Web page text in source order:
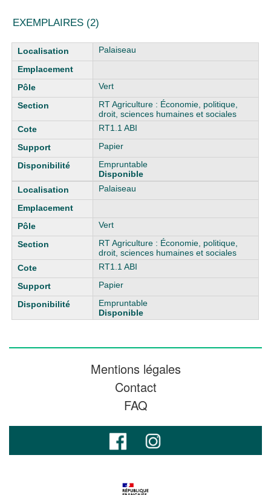
EXEMPLAIRES (2)
Liste des exemplaires Palaiseau
Vert
RT Agriculture : Économie, politique,
droit, sciences humaines et sociales
RT1.1 ABI
Papier
Empruntable
Disponible
Palaiseau
Vert
RT Agriculture : Économie, politique,
droit, sciences humaines et sociales
RT1.1 ABI
Papier
Empruntable
Disponible
Mentions légales
Contact
FAQ